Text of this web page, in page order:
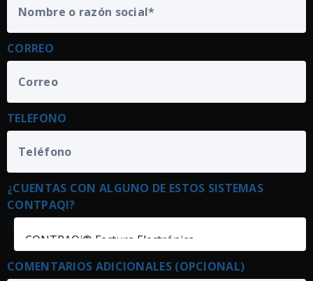
CORREO
TELEFONO
¿CUENTAS CON ALGUNO DE ESTOS SISTEMAS
CONTPAQI?
COMENTARIOS ADICIONALES (OPCIONAL)